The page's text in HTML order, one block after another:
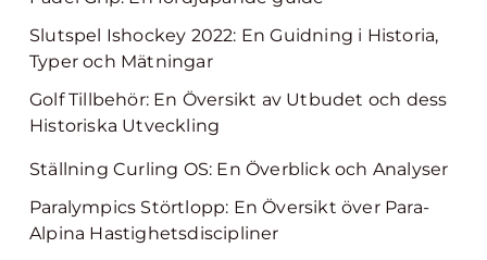
Slutspel Ishockey 2022: En Guidning i Historia,
Typer och Mätningar
Golf Tillbehör: En Översikt av Utbudet och dess
Historiska Utveckling
Ställning Curling OS: En Överblick och Analyser
Paralympics Störtlopp: En Översikt över Para-
Alpina Hastighetsdiscipliner